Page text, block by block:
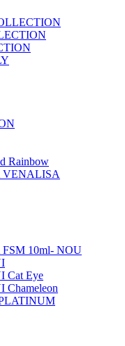
Rainbow
VENALISA
10ml- NOU
Cat Eye
Chameleon
PLATINUM